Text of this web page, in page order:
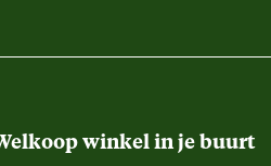
winkel in je buurt